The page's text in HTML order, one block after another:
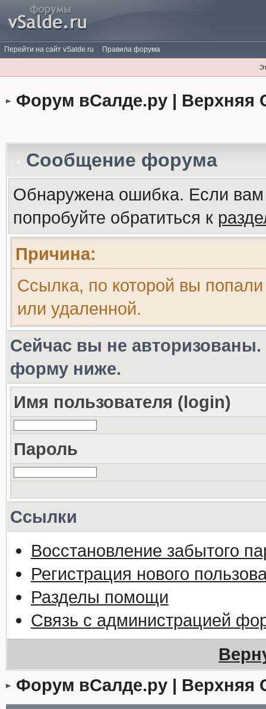
Перейти на сайт vSalde.ru Правила форума
Форум вСалде.ру | Верхняя
Сообщение форума
Обнаружена ошибка. Если
попробуйте обратиться к
Причина:
Ссылка, по которой вы
или удаленной.
Сейчас вы не авторизованы.
форму ниже.
Имя пользователя (login)
Пароль
Ссылки
Восстановление забытого
Регистрация нового
Разделы помощи
Связь с администрацией
Форум вСалде.ру | Верхняя